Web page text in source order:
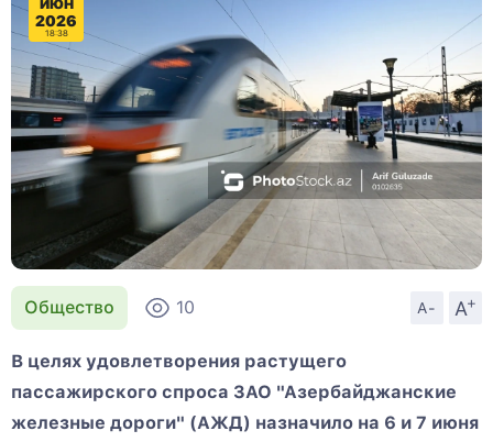
ИЮН
2026
18:38
Общество 10 A- A
+
В целях удовлетворения растущего
пассажирского спроса ЗАО "Азербайджанские
железные дороги" (АЖД) назначило на 6 и 7 июня